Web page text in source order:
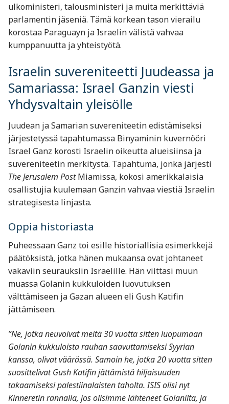
ulkoministeri, talousministeri ja muita merkittäviä
parlamentin jäseniä. Tämä korkean tason vierailu
korostaa Paraguayn ja Israelin välistä vahvaa
kumppanuutta ja yhteistyötä.
Israelin suvereniteetti Juudeassa ja
Samariassa: Israel Ganzin viesti
Yhdysvaltain yleisölle
Juudean ja Samarian suvereniteetin edistämiseksi
järjestetyssä tapahtumassa Binyaminin kuvernööri
Israel Ganz korosti Israelin oikeutta alueisiinsa ja
suvereniteetin merkitystä. Tapahtuma, jonka järjesti
The Jerusalem PostMiamissa, kokosi amerikkalaisia
osallistujia kuulemaan Ganzin vahvaa viestiä Israelin
strategisesta linjasta.
Oppia historiasta
Puheessaan Ganz toi esille historiallisia esimerkkejä
päätöksistä, jotka hänen mukaansa ovat johtaneet
vakaviin seurauksiin Israelille. Hän viittasi muun
muassa Golanin kukkuloiden luovutuksen
välttämiseen ja Gazan alueen eli Gush Katifin
jättämiseen.
”Ne, jotka neuvoivat meitä 30 vuotta sitten luopumaan
Golanin kukkuloista rauhan saavuttamiseksi Syyrian
kanssa, olivat väärässä. Samoin he, jotka 20 vuotta sitten
suosittelivat Gush Katifin jättämistä hiljaisuuden
takaamiseksi palestiinalaisten taholta. ISIS olisi nyt
Kinneretin rannalla, jos olisimme lähteneet Golanilta, ja